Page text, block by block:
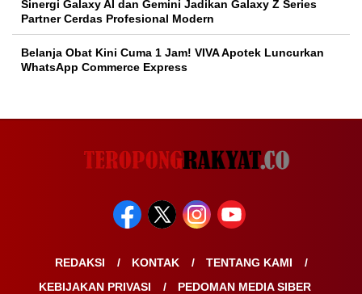
Sinergi Galaxy AI dan Gemini Jadikan Galaxy Z Series
Partner Cerdas Profesional Modern
Belanja Obat Kini Cuma 1 Jam! VIVA Apotek Luncurkan
WhatsApp Commerce Express
REDAKSI KONTAK
TENTANG KAMI
KEBIJAKAN PRIVASI
PEDOMAN MEDIA SIBER